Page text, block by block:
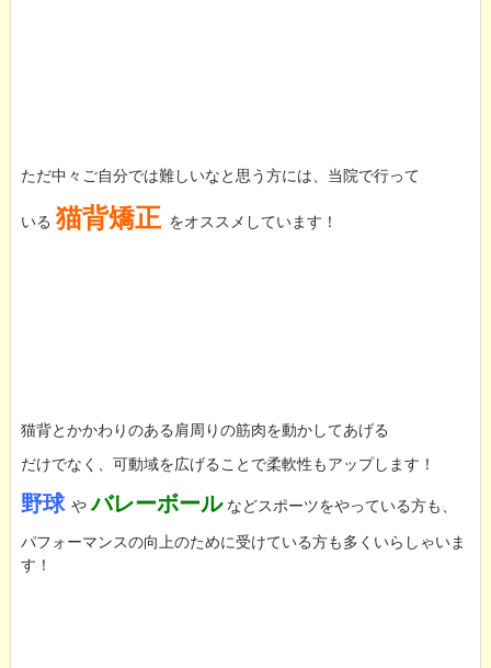
ただ中々ご自分では難しいなと思う方には、当院で行って
いる 猫背矯正 をオススメしています！
猫背とかかわりのある肩周りの筋肉を動かしてあげる
だけでなく、可動域を広げることで柔軟性もアップします！
野球 やバレーボールなどスポーツをやっている方も、
パフォーマンスの向上のために受けている方も多くいらしゃいま
す！